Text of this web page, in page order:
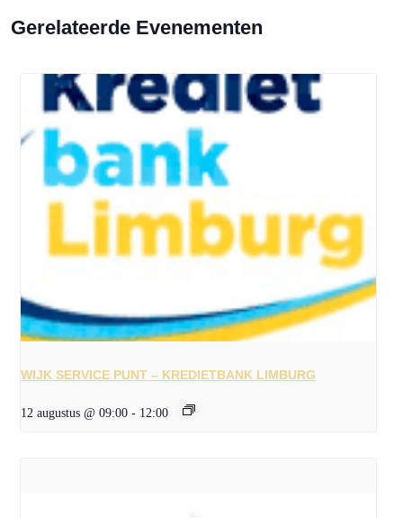
Gerelateerde Evenementen
WIJK SERVICE PUNT – KREDIETBANK LIMBURG
12 augustus @ 09:00 - 12:00